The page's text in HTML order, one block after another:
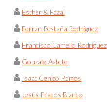
Esther & Fazal
Ferran Pestaña Rodríguez
Francisco Camello Rodriguez
Gonzalo Astete
Isaac Cenizo Ramos
Jesús Prados Blanco